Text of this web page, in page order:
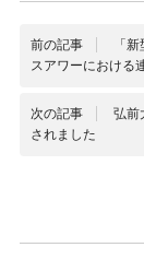
前の記事
「
スアワーにおける
次の記事
弘前
されました